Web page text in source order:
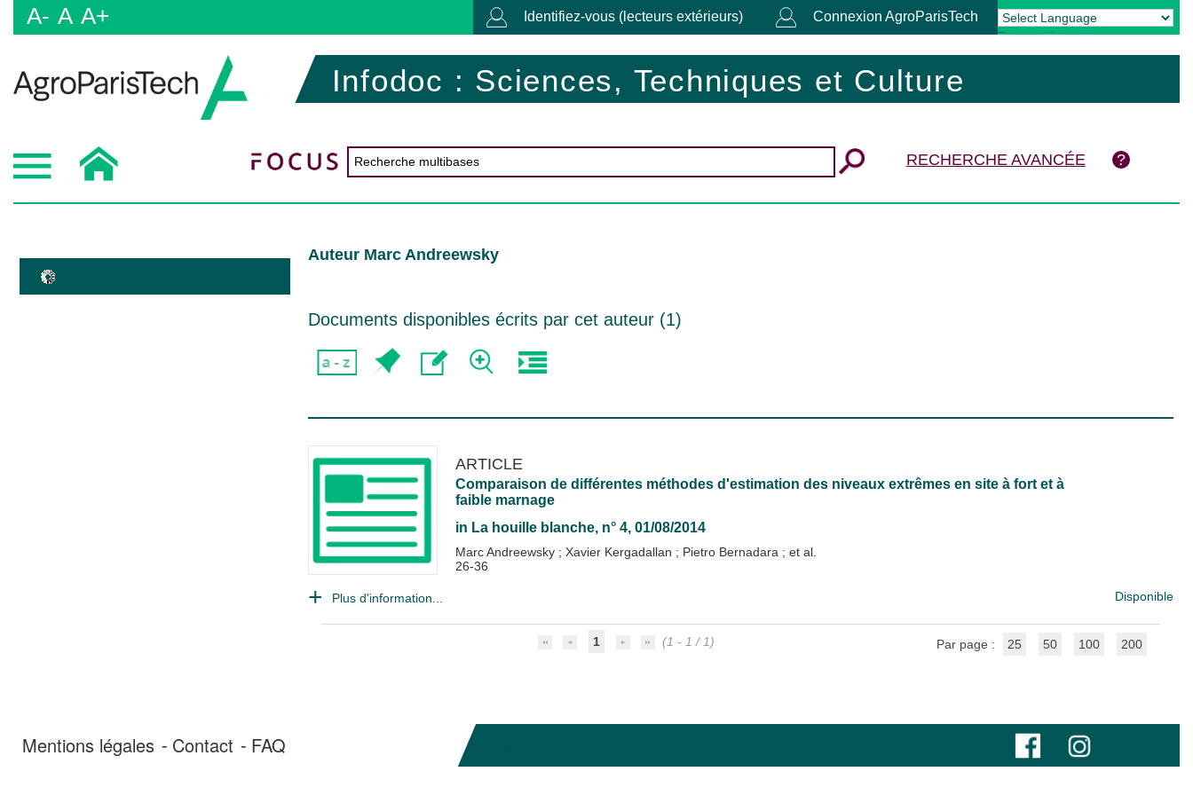
A- A A+ Identifiez-vous (lecteurs extérieurs) Connexion AgroParisTech
Powered by Translate
Infodoc : Sciences, Techniques et Culture
RECHERCHE AVANCÉE
Auteur Marc Andreewsky
Documents disponibles écrits par cet auteur (1)
ARTICLE
Comparaison de différentes méthodes d'estimation des niveaux extrêmes en site à fort et à
faible marnage
in La houille blanche, n° 4, 01/08/2014
Marc Andreewsky ; Xavier Kergadallan ; Pietro Bernadara ; et al.
26-36
Plus d'information... Disponible
1 (1 - 1 / 1) Par page : 25 50 100 200
Mentions légales Contact FAQ